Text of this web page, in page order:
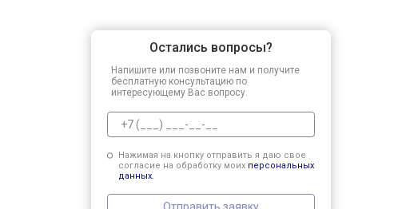
Остались вопросы?
Напишите или позвоните нам и получите
бесплатную консультацию по
интересующему Вас вопросу.
Нажимая на кнопку отправить я даю свое
согласие на обработку моих персональных
данных.